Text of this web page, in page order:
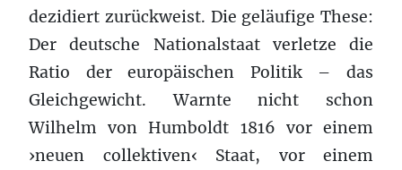
dezidiert zurückweist. Die geläufige These:
Der deutsche Nationalstaat verletze die
Ratio der europäischen Politik – das
Gleichgewicht. Warnte nicht schon
Wilhelm von Humboldt 1816 vor einem
›neuen collektiven‹ Staat, vor einem